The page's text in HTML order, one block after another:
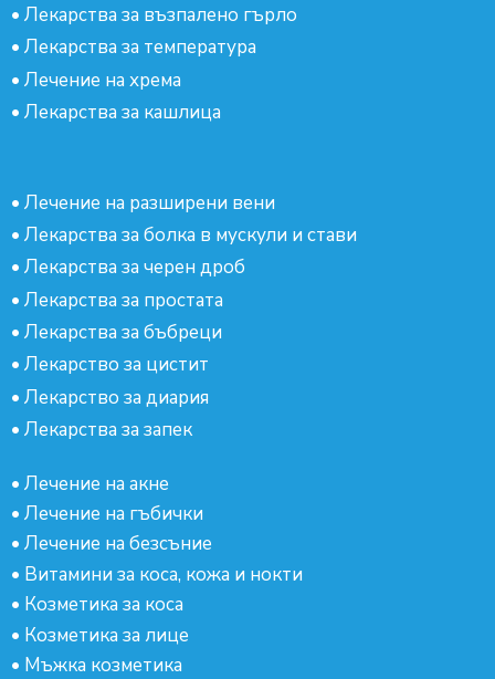
• Лекарства за възпалено гърло
• Лекарства за температура
• Лечение на хрема
• Лекарства за кашлица
• Лечение на разширени вени
• Лекарства за болка в мускули и стави
• Лекарства за черен дроб
• Лекарства за простата
• Лекарства за бъбреци
• Лекарство за цистит
• Лекарство за диария
• Лекарства за запек
• Лечение на акне
• Лечение на гъбички
• Лечение на безсъние
• Витамини за коса, кожа и нокти
• Козметика за коса
• Козметика за лице
• Мъжка козметика